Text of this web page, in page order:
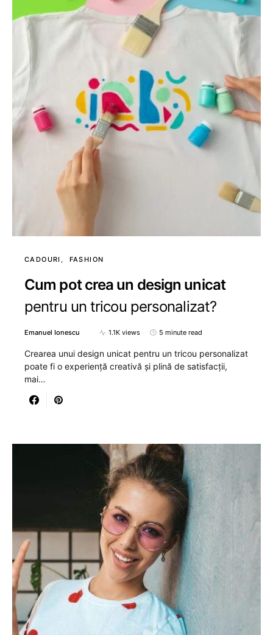
CADOURI FASHION
Cum pot crea un design unicat
pentru un tricou personalizat?
Emanuel Ionescu 1.1K views 5 minute read
Crearea unui design unicat pentru un tricou personalizat
poate fi o experiență creativă și plină de satisfacții,
mai…